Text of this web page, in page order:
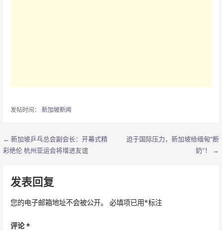
发帖时间： 新加坡新闻
文
导
航
← 新加坡乒乓总会副会长：开幕式精
彩绝伦 杭州亚运会将增进友谊
迫于国际压力，新加坡给缅甸“断
奶”！ →
发表回复
您的电子邮箱地址不会被公开。 必填项已用*标注
评论*